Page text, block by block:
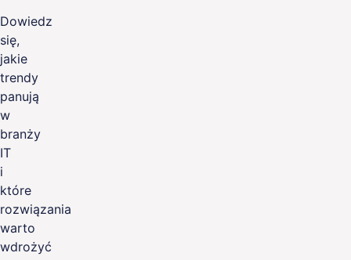
Dowiedz
się,
jakie
trendy
panują
w
branży
IT
i
które
rozwiązania
warto
wdrożyć
Outsourcing
Jak zbudować
efektywny zespół
rozwój
wewnętrzny?
Sztuczna inteligencja stała się